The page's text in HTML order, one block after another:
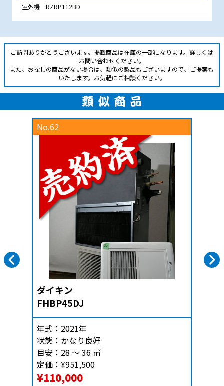
室外機　RZRP112BD
ご訪問ありがとうございます。掲載商品は在庫の一部になります。詳しくは
お問い合わせください。
また、お探しの商品がない場合は、類似の製品もございますので、ご提案も
いたします。お気軽にご相談ください。
No.62
ダイキン
FHBP45DJ
年式： 2021年
状態： かなり良好
目安： 28 ～ 36 ㎡
定価： ¥951,500
¥110,000